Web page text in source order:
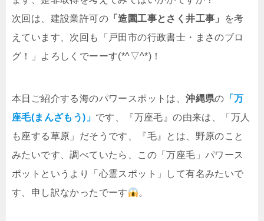
次回は、建設業許可の 「造園工事とさく井工事」
を考
えています、次回も「戸田市の行政書士・まさのブロ
グ！」よろしくでーーす(*^▽^*)！
本日ご紹介する海のパワースポットは、沖縄県の 「万
座毛(まんざもう)」 です、『万座毛』の由来は、「万人
も座する草原」だそうです、『毛』とは、野原のこと
みたいです、調べていたら、この「万座毛」パワース
ポットというより「心霊スポット」して有名みたいで
す、申し訳なかったでーす
。